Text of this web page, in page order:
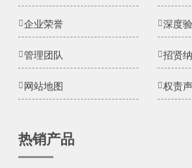
企业荣誉 深度
管理团队 招贤
网站地图 权责
热销产品